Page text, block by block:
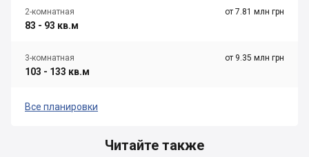
Читайте также
2-комнатная от 7.81 млн грн
83 - 93 кв.м
3-комнатная от 9.35 млн грн
103 - 133 кв.м
Все планировки